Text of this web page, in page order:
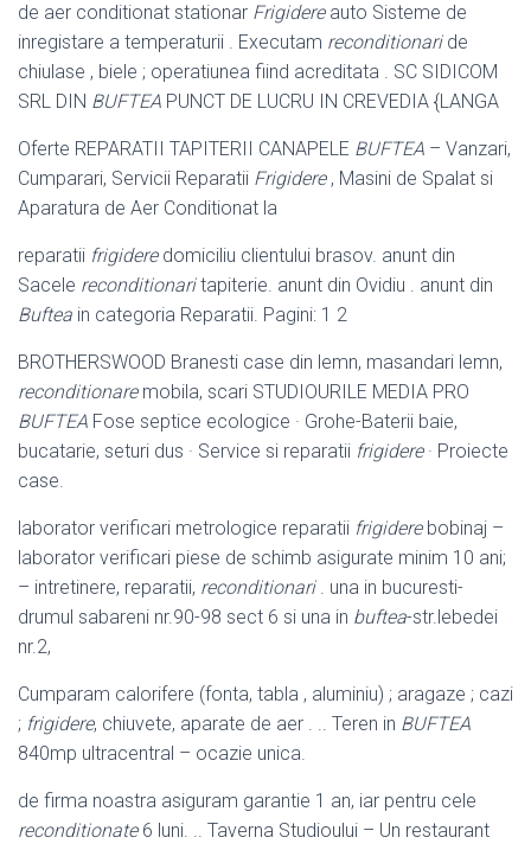
de aer conditionat stationar Frigidereauto Sisteme de
inregistare a temperaturii . Executam reconditionaride
chiulase , biele ; operatiunea fiind acreditata . SC SIDICOM
SRL DIN BUFTEA PUNCT DE LUCRU IN CREVEDIA {LANGA
Oferte REPARATII TAPITERII CANAPELE BUFTEA – Vanzari,
Cumparari, Servicii Reparatii Frigidere, Masini de Spalat si
Aparatura de Aer Conditionat la
reparatii frigideredomiciliu clientului brasov. anunt din
Sacele reconditionaritapiterie. anunt din Ovidiu . anunt din
Buftea in categoria Reparatii. Pagini: 1 2
BROTHERSWOOD Branesti case din lemn, masandari lemn,
reconditionaremobila, scari STUDIOURILE MEDIA PRO
BUFTEA Fose septice ecologice · Grohe-Baterii baie,
bucatarie, seturi dus · Service si reparatii frigidere· Proiecte
case.
laborator verificari metrologice reparatii frigiderebobinaj –
laborator verificari piese de schimb asigurate minim 10 ani;
– intretinere, reparatii, reconditionari. una in bucuresti-
drumul sabareni nr.90-98 sect 6 si una in buftea-str.lebedei
nr.2,
Cumparam calorifere (fonta, tabla , aluminiu) ; aragaze ; cazi
; frigidere, chiuvete, aparate de aer . .. Teren in BUFTEA
840mp ultracentral – ocazie unica.
de firma noastra asiguram garantie 1 an, iar pentru cele
reconditionate6 luni. .. Taverna Studioului – Un restaurant